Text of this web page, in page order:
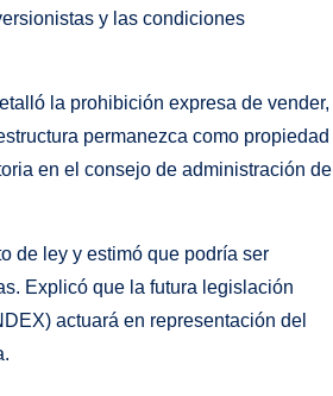
y las condiciones
la prohibición expresa de vender,
permanezca como propiedad
en el consejo de administración de
de ley y estimó que podría ser
Explicó que la futura legislación
actuará en representación del